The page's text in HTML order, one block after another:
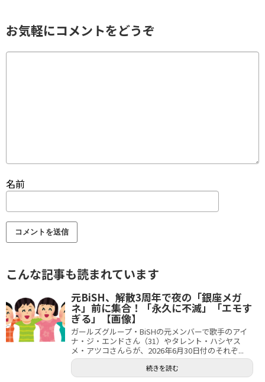
お気軽にコメントをどうぞ
名前
こんな記事も読まれています
元BiSH、解散3周年で夜の「銀座メガ
ネ」前に集合！「永久に不滅」「エモす
ぎる」【画像】
ガールズグループ・BiSHの元メンバーで歌手のアイ
ナ・ジ・エンドさん（31）やタレント・ハシヤス
メ・アツコさんらが、2026年6月30日付のそれぞ...
続きを読む